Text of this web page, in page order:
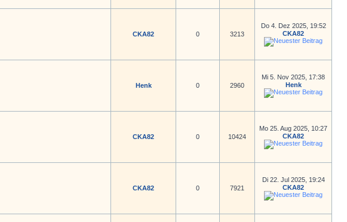
CKA82 0 3213
Do 4. Dez 2025, 19:52
CKA82
Henk 0 2960
Mi 5. Nov 2025, 17:38
Henk
CKA82 0 10424
Mo 25. Aug 2025, 10:27
CKA82
CKA82 0 7921
Di 22. Jul 2025, 19:24
CKA82